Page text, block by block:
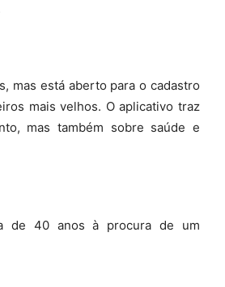
mas está aberto para o cadastro
mais velhos. O aplicativo traz
mas também sobre saúde e
de 40 anos à procura de um